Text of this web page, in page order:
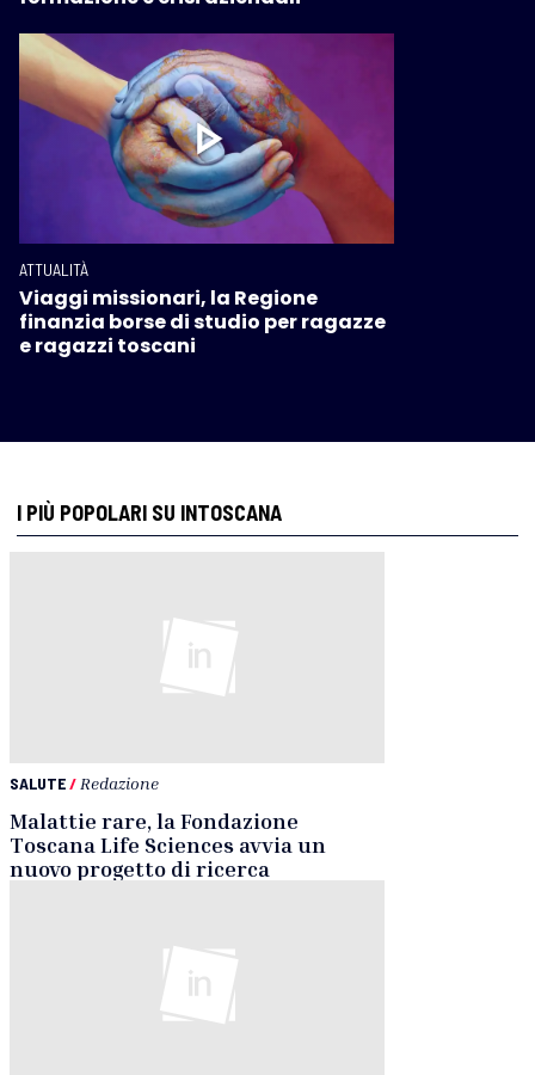
ATTUALITÀ
Viaggi missionari, la Regione
finanzia borse di studio per ragazze
e ragazzi toscani
I PIÙ POPOLARI SU INTOSCANA
SALUTE/ Redazione
Malattie rare, la Fondazione
Toscana Life Sciences avvia un
nuovo progetto di ricerca